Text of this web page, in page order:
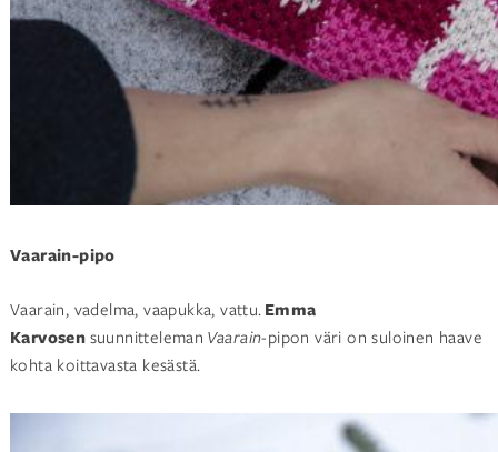
Vaarain-pipo
Vaarain, vadelma, vaapukka, vattu. Emma
Karvosen suunnitteleman Vaarain-pipon väri on suloinen haave
kohta koittavasta kesästä.